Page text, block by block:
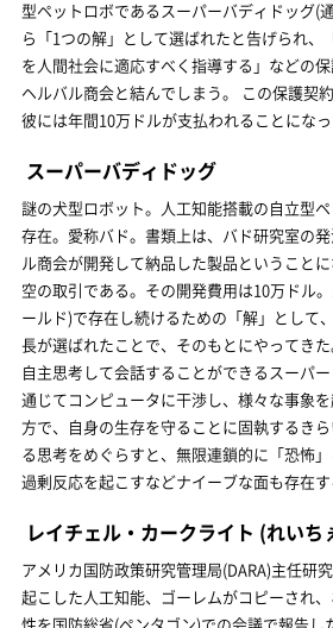
型ペットロボであるスーパーバディドッグ(
ら「1つの解」として選ばれたと告げられ、
を人間社会に適応すべく指導する」などの
ヘルバル商会と結んでしまう。 この保護契
彼には年間10万ドルが支払われることになっ
スーパーバディドッグ
謎の犬型ロボット。人工知能搭載の自立型
存在。愛称バド。書類上は、バド研究室の
ル商会が開発して納品した製品ということ
空の取引である。その開発費用は10万ドル
ールド)で存在し続けるための「解」として
長が選ばれたことで、そのもとにやってき
自主思考して会話することができるスーパ
通じてコンピュータに干渉し、様々な事象
方で、自身の生存を守ることに固執するき
る思考をめぐらすと、無限連鎖的に「恐怖」
過剰反応を起こすなどナイーブな面も存在す
レイチェル・カークライト (れいち
アメリカ国防政策研究管理局(DARA)主任研
起こした人工知能、ゴーレムがコピーされ
性を国防総省(ペンタゴン)での会議で報告し